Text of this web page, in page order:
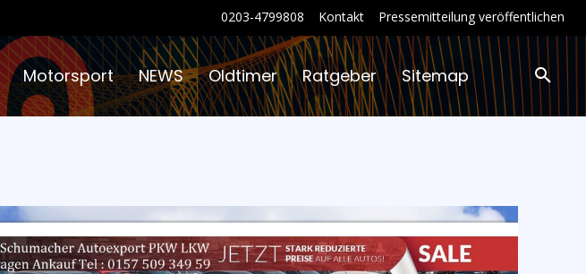
0203-4799808 Kontakt Pressemitteilung veröffentlichen
Motorsport NEWS Oldtimer Ratgeber Sitemap